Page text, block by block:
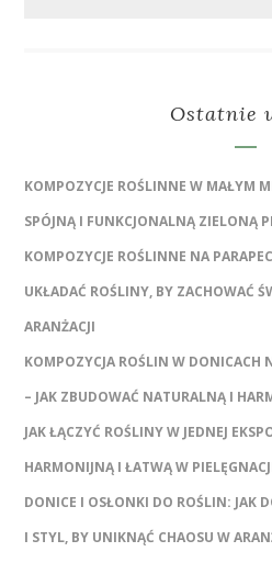
Ostatnie
KOMPOZYCJE ROŚLINNE W MAŁYM
SPÓJNĄ I FUNKCJONALNĄ ZIELONĄ
KOMPOZYCJE ROŚLINNE NA
UKŁADAĆ ROŚLINY, BY ZACHOWAĆ
ARANŻACJI
KOMPOZYCJA ROŚLIN W DONICACH
– JAK ZBUDOWAĆ NATURALNĄ I
JAK ŁĄCZYĆ ROŚLINY W JEDNEJ
HARMONIJNĄ I ŁATWĄ W
DONICE I OSŁONKI DO ROŚLIN: JAK
I STYL, BY UNIKNĄĆ CHAOSU W